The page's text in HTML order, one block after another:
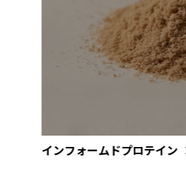
インフォームドプロテイン